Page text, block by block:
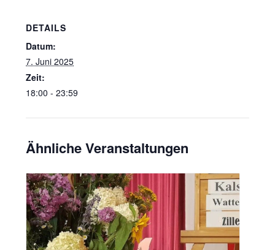
DETAILS
Datum:
7. Juni 2025
Zeit:
18:00 - 23:59
Ähnliche Veranstaltungen